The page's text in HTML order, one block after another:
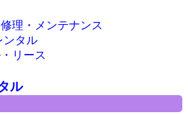
理・メンテナンス
ンタル
リース
ル